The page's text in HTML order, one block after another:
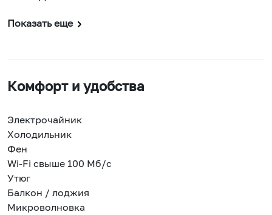
Показать еще
Комфорт и удобства
Электрочайник
Холодильник
Фен
Wi-Fi свыше 100 Мб/с
Утюг
Балкон / лоджия
Микроволновка